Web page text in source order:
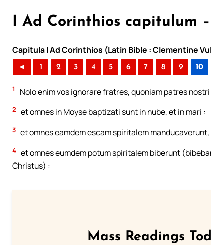
I Ad Corinthios capitulum
Capitula I Ad Corinthios (Latin Bible : Clementine
◄ 1 2 3 4 5 6 7 8 9 10
1 Nolo enim vos ignorare fratres, quoniam patres
2 et omnes in Moyse baptizati sunt in nube, et in mari :
3 et omnes eamdem escam spiritalem manducaverunt,
4 et omnes eumdem potum spiritalem biberunt
Christus) :
Mass Readings